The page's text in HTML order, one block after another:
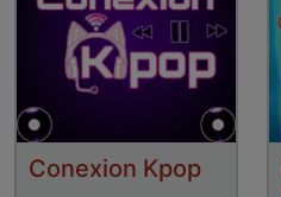
Conexion Kpop